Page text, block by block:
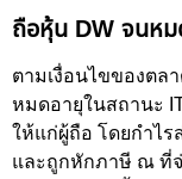
ถือหุ้น DW จนหม
ตามเงื่อนไขของตล
หมดอายุในสถานะ
ให้แก่ผู้ถือ โดยกำไร
และถูกหักภาษี ณ ที่จ่